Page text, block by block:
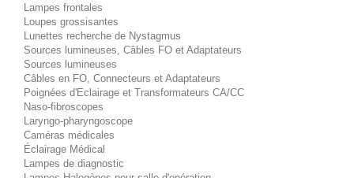
Lampes frontales
Loupes grossisantes
Lunettes recherche de Nystagmus
Sources lumineuses, Câbles FO et Adaptateurs
Sources lumineuses
Câbles en FO, Connecteurs et Adaptateurs
Poignées d'Eclairage et Transformateurs CA/CC
Naso-fibroscopes
Laryngo-pharyngoscope
Caméras médicales
Éclairage Médical
Lampes de diagnostic